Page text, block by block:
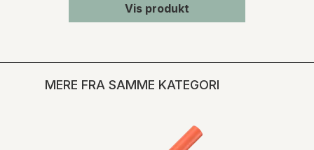
Vis produkt
MERE FRA SAMME KATEGORI